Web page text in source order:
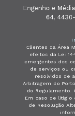
Engenho e
64,
Clientes da Área
efeitos da Lei
emergentes dos
de serviços ou
resolvidos de
Arbitragem do
do Regulamento.
Em caso de litígio
de Resolução